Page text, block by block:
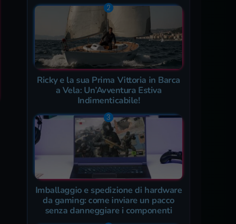
Ricky e la sua Prima Vittoria in Barca
a Vela: Un’Avventura Estiva
Indimenticabile!
Imballaggio e spedizione di hardware
da gaming: come inviare un pacco
senza danneggiare i componenti